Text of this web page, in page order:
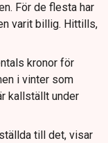
För de flesta har
varit billig. Hittills,
kronor för
i vinter som
kallställt under
till det, visar